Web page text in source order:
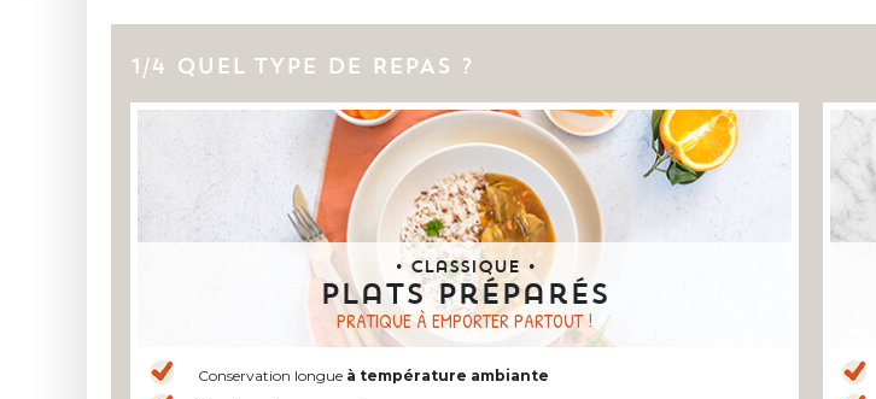
1/4 QUEL TYPE DE REPAS ?
• Classique •
Plats préparés
PRATIQUE À EMPORTER PARTOUT !
Conservation longue à température ambiante